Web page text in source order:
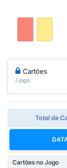
Cartões
/ jogo
Total de
Cartões no Jogo